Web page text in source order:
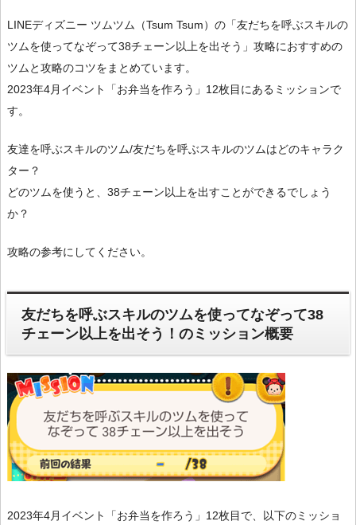
LINEディズニー ツムツム（Tsum Tsum）の「友だちを呼ぶスキルの
ツムを使ってなぞって38チェーン以上を出そう」攻略におすすめの
ツムと攻略のコツをまとめています。
2023年4月イベント「お弁当を作ろう」12枚目にあるミッションで
す。
友達を呼ぶスキルのツム/友だちを呼ぶスキルのツムはどのキャラク
ター？
どのツムを使うと、38チェーン以上を出すことができるでしょう
か？
攻略の参考にしてください。
友だちを呼ぶスキルのツムを使ってなぞって38
チェーン以上を出そう！のミッション概要
2023年4月イベント「お弁当を作ろう」12枚目で、以下のミッショ